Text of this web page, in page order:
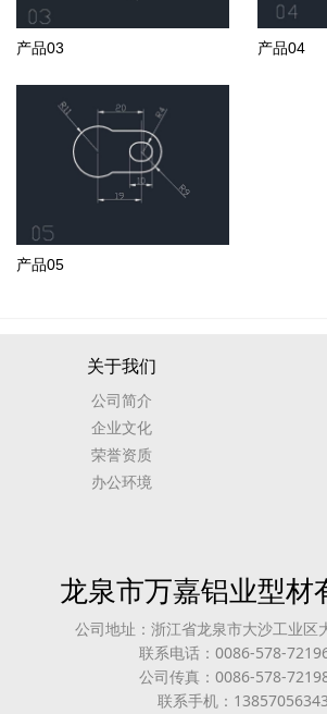
产品03 产品04
产品05
关于我们
公司简介
企业文化
荣誉资质
办公环境
龙泉市万嘉铝业型材
公司地址：浙江省龙泉市大沙工业区
联系电话：0086-578-
公司传真：0086-578-
联系手机：13857056343